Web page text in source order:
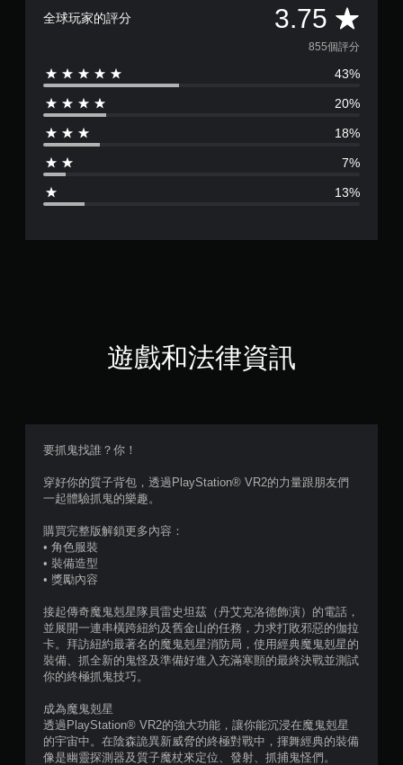
全球玩家的評分 3.75 平
均
評
分
3
7
5
，
共
5
5
855個評分
43%
20%
18%
7%
13%
遊戲和法律資訊
要抓鬼找誰？你！
穿好你的質子背包，透過PlayStation® VR2的力量跟朋友們
一起體驗抓鬼的樂趣。
購買完整版解鎖更多內容：
• 角色服裝
• 裝備造型
• 獎勵內容
接起傳奇魔鬼剋星隊員雷史坦茲（丹艾克洛德飾演）的電話，
並展開一連串橫跨紐約及舊金山的任務，力求打敗邪惡的伽拉
卡。拜訪紐約最著名的魔鬼剋星消防局，使用經典魔鬼剋星的
裝備、抓全新的鬼怪及準備好進入充滿寒顫的最終決戰並測試
你的終極抓鬼技巧。
成為魔鬼剋星
透過PlayStation® VR2的強大功能，讓你能沉浸在魔鬼剋星
的宇宙中。在陰森詭異新威脅的終極對戰中，揮舞經典的裝備
像是幽靈探測器及質子魔杖來定位、發射、抓捕鬼怪們。